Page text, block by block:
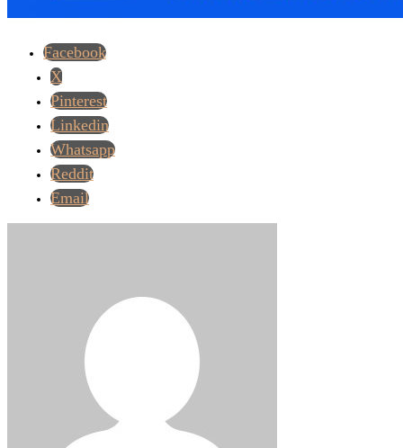
Facebook
X
Pinterest
Linkedin
Whatsapp
Reddit
Email